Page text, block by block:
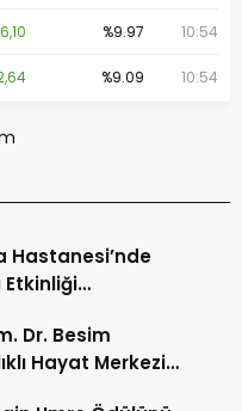
%9.97 10:54
%9.09 10:54
Hastanesi’nde
Etkinliği
Dr. Besim
Hayat Merkezini